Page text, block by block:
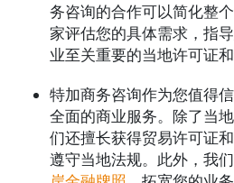
务咨询的合作可以简化整
家评估您的具体需求，指
业至关重要的当地许可证和
特加商务咨询作为您值得
全面的商业服务。除了当
们还擅长获得贸易许可证
遵守当地法规。此外，我